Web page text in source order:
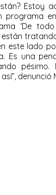
Estoy
programa
‘De
este lado
Es una
pésimo.
denunció